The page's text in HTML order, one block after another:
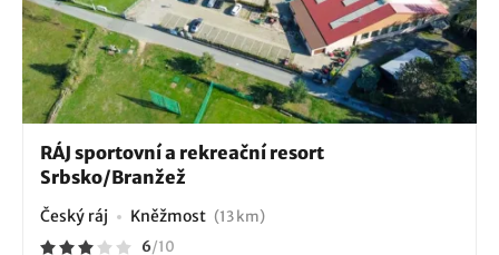
RÁJ sportovní a rekreační resort
Srbsko/Branžež
Český ráj Kněžmost (13 km)
6/10